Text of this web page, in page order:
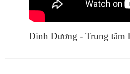
Đinh Dương - Trung tâm